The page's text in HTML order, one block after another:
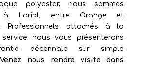
polyester, nous sommes
à Loriol, entre Orange et
Professionnels attachés à la
nous vous présenterons
décennale sur simple
Venez nous rendre visite dans